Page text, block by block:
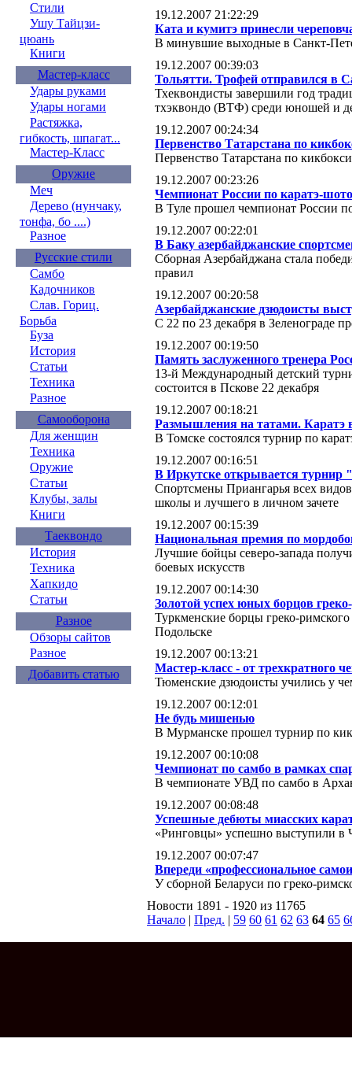
Стили
Ушу Тайцзи-
цюань
Книги
Мастер-класс
Удары руками
Удары ногами
Растяжка,
гибкость, шпагат...
Мастер-Класс
Оружие
Меч
Дерево (нунчаку,
тонфа, бо ....)
Разное
Русские стили
Самбо
Кадочников
Слав. Гориц.
Борьба
Буза
История
Статьи
Техника
Разное
Самооборона
Для женщин
Техника
Оружие
Статьи
Клубы, залы
Книги
Таеквондо
История
Техника
Хапкидо
Статьи
Разное
Обзоры сайтов
Разное
Добавить статью
19.12.2007 21:22:29
Ката и кумитэ принесли
В минувшие выходные в Санкт-
19.12.2007 00:39:03
Тольятти. Трофей отправился в
Тхеквондисты завершили год
тхэквондо (ВТФ) среди юношей и
19.12.2007 00:24:34
Первенство Татарстана по
Первенство Татарстана по
19.12.2007 00:23:26
Чемпионат России по каратэ-
В Туле прошел чемпионат России
19.12.2007 00:22:01
В Баку азербайджанские
Сборная Азербайджана стала
правил
19.12.2007 00:20:58
Азербайджанские дзюдоисты
С 22 по 23 декабря в Зеленограде
19.12.2007 00:19:50
Память заслуженного тренера
13-й Международный детский
состоится в Пскове 22 декабря
19.12.2007 00:18:21
Размышления на татами. Каратэ
В Томске состоялся турнир по
19.12.2007 00:16:51
В Иркутске открывается турнир
Спортсмены Приангарья всех
школы и лучшего в личном зачете
19.12.2007 00:15:39
Национальная премия по
Лучшие бойцы северо-запада
боевых искусств
19.12.2007 00:14:30
Золотой успех юных борцов
Туркменские борцы греко-
Подольске
19.12.2007 00:13:21
Мастер-класс - от трехкратного
Тюменские дзюдоисты учились у
19.12.2007 00:12:01
Не будь мишенью
В Мурманске прошел турнир по
19.12.2007 00:10:08
Чемпионат по самбо в рамках
В чемпионате УВД по самбо в
19.12.2007 00:08:48
Успешные дебюты миасских
«Ринговцы» успешно выступили в
19.12.2007 00:07:47
Впереди «профессиональное
У сборной Беларуси по греко-
Новости 1891 - 1920 из 11765
Начало | Пред. | 59 60 61 62 63 64 65